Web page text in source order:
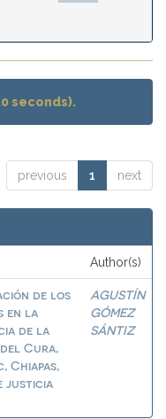
seconds).
previous 1 next
Author(s)
de los
en la
de la
Cura,
Chiapas,
justicia
AGUSTÍN
GÓMEZ
SÁNTIZ